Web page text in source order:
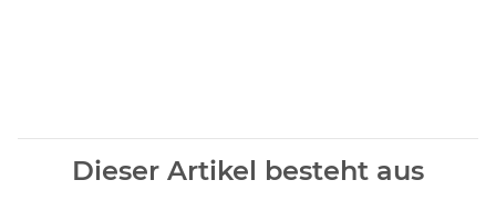
Dieser Artikel besteht aus